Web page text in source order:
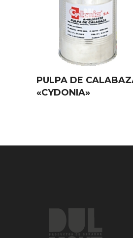
PULPA DE
«CYDONIA»